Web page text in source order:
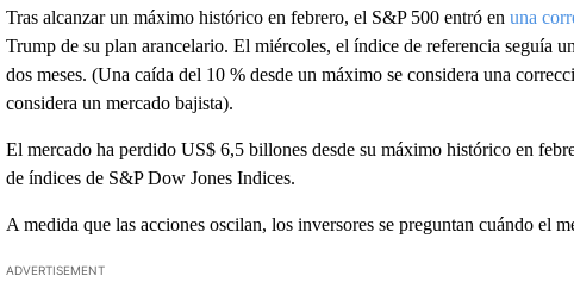
Tras alcanzar un máximo histórico en febrero, el S&P 500 entró en una
Trump de su plan arancelario. El miércoles, el índice de referencia seguía
dos meses. (Una caída del 10 % desde un máximo se considera una
considera un mercado bajista).
El mercado ha perdido US$ 6,5 billones desde su máximo histórico en
de índices de S&P Dow Jones Indices.
A medida que las acciones oscilan, los inversores se preguntan cuándo el
ADVERTISEMENT